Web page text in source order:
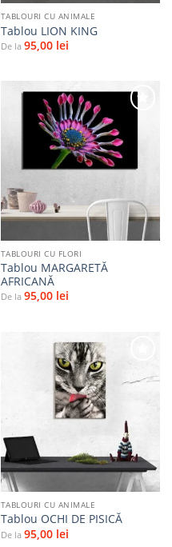
TABLOURI CU ANIMALE
Tablou LION KING
De la 95,00 lei
Adaugă
favorite
TABLOURI CU FLORI
Tablou MARGARETĂ
AFRICANĂ
De la 95,00 lei
favorite
TABLOURI CU ANIMALE
Tablou OCHI DE PISICĂ
De la 95,00 lei